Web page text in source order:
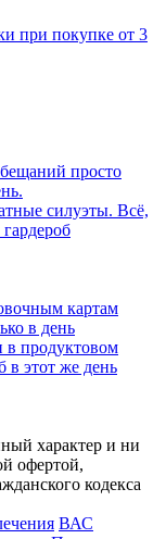
при покупке от 3
просто
силуэты. Всё,
картам
в день
продуктовом
в этот же день
характер и ни
офертой,
кодекса
ВАС